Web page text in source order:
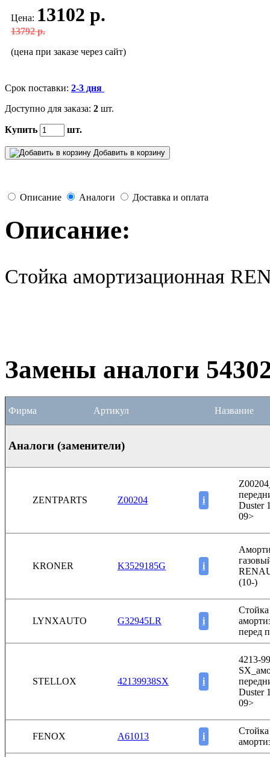
Цена: 13102 р.
13792 р.
(цена при заказе через сайт)
Срок поставки: 2-3 дня
Доступно для заказа: 2 шт.
Купить шт.
Добавить в корзину
Описание Аналоги Доставка и оплата
Описание:
Стойка амортизационная
Замены аналоги
Фирма Артикул Название
Аналоги (заменители)
ZENTPARTS Z00204 i
Duster
09>
KRONER K3529185G i
(10-)
LYNXAUTO G32945LR i
Стойка
перед
STELLOX 42139938SX i
4213-
Duster
09>
FENOX A61013 i
Стойка